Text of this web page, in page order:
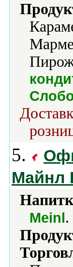
5.
Майнл
Meinl.